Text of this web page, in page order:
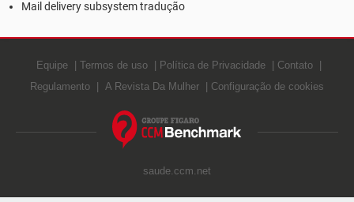
Mail delivery subsystem tradução
Equipe Termos de uso Política de Privacidade
Contato
Regulamento
A Revista Da Mulher Configuração de cookies
saude.ccm.net